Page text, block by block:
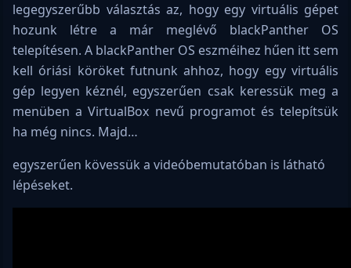
legegyszerűbb választás az, hogy egy virtuális gépet
hozunk létre a már meglévő blackPanther OS
telepítésen. A blackPanther OS eszméihez hűen itt sem
kell óriási köröket futnunk ahhoz, hogy egy virtuális
gép legyen kéznél, egyszerűen csak keressük meg a
menüben a VirtualBox nevű programot és telepítsük
ha még nincs. Majd…
egyszerűen kövessük a videóbemutatóban is látható
lépéseket.